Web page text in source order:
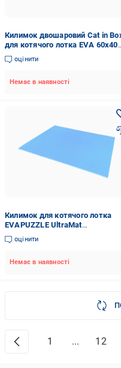
Килимок двошаровий Cat in
для котячого лотка EVA 60x40
см Блакитний
оцінити
Немає в наявності
Килимок для котячого лотка
EVAPUZZLE UltraMat
одношаровий 80х60 см Синій
(8060blu1)
оцінити
Немає в наявності
1 ... 12